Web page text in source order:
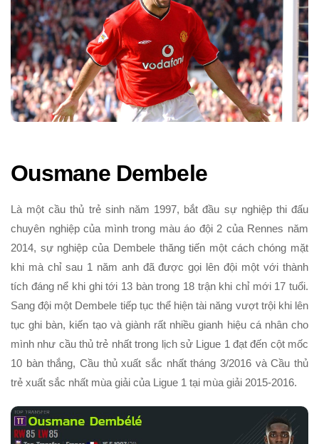
Ousmane Dembele
Là một cầu thủ trẻ sinh năm 1997, bắt đầu sự nghiệp thi đấu
chuyên nghiệp của mình trong màu áo đội 2 của Rennes năm
2014, sự nghiệp của Dembele thăng tiến một cách chóng mặt
khi mà chỉ sau 1 năm anh đã được gọi lên đội một với thành
tích đáng nể khi ghi tới 13 bàn trong 18 trận khi chỉ mới 17 tuổi.
Sang đội một Dembele tiếp tục thể hiện tài năng vượt trội khi lên
tục ghi bàn, kiến tạo và giành rất nhiều gianh hiệu cá nhân cho
mình như cầu thủ trẻ nhất trong lịch sử Ligue 1 đạt đến cột mốc
10 bàn thắng, Cầu thủ xuất sắc nhất tháng 3/2016 và Cầu thủ
trẻ xuất sắc nhất mùa giải của Ligue 1 tại mùa giải 2015-2016.